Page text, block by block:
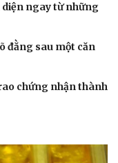
ngay từ những
đằng sau một căn
chứng nhận thành